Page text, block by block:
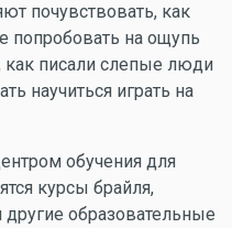
почувствовать, как
попробовать на ощупь
как писали слепые люди
научиться играть на
обучения для
курсы брайля,
образовательные